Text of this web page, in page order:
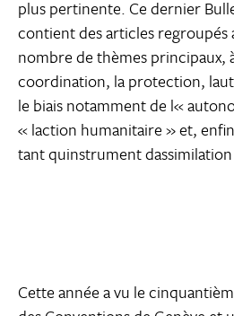
plus pertinente. Ce dernier
contient des articles regroupés
nombre de thèmes principaux,
coordination, la protection,
le biais notamment de l«
« laction humanitaire » et,
tant quinstrument
Cette année a vu le